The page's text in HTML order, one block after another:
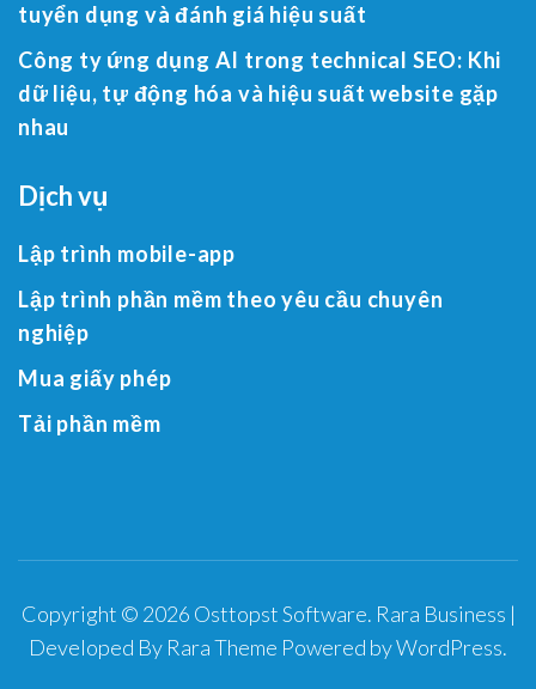
tuyển dụng và đánh giá hiệu suất
Công ty ứng dụng AI trong technical SEO: Khi
dữ liệu, tự động hóa và hiệu suất website gặp
nhau
Dịch vụ
Lập trình mobile-app
Lập trình phần mềm theo yêu cầu chuyên
nghiệp
Mua giấy phép
Tải phần mềm
Copyright © 2026 Osttopst Software. Rara Business |
Developed By Rara Theme Powered byWordPress.